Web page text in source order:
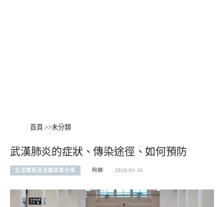
首頁 >>未分類
武漢肺炎的症狀、傳染途徑、如何預防
生活資訊及活動訊息分享 阿綿 2020-01-26